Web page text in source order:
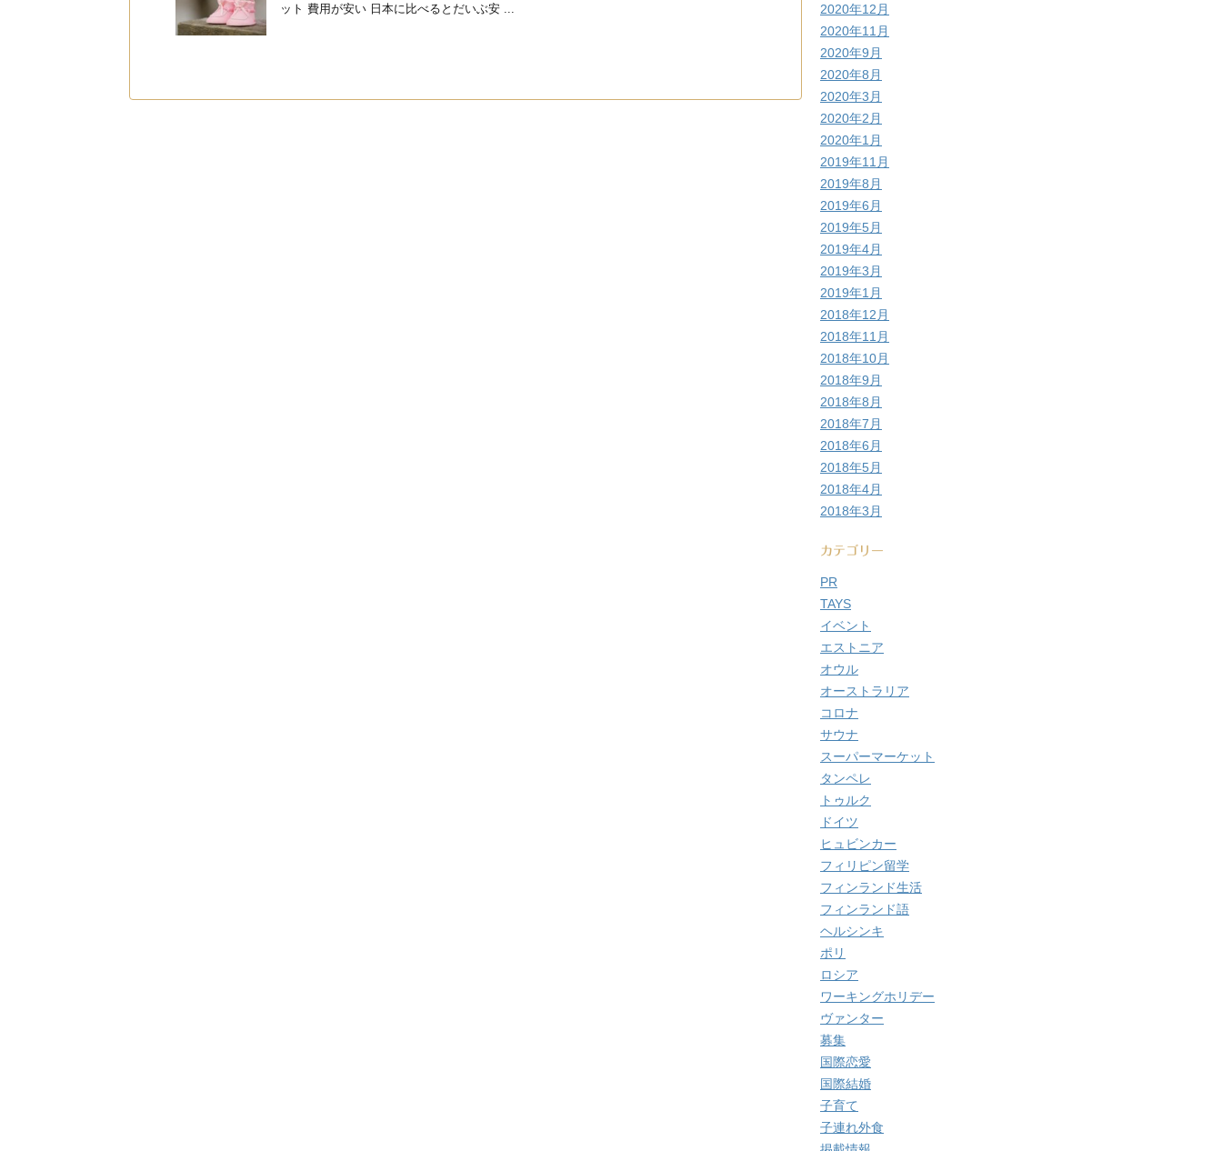
ット 費用が安い 日本に比べるとだいぶ安 ...
2020年12月
2020年11月
2020年9月
2020年8月
2020年3月
2020年2月
2020年1月
2019年11月
2019年8月
2019年6月
2019年5月
2019年4月
2019年3月
2019年1月
2018年12月
2018年11月
2018年10月
2018年9月
2018年8月
2018年7月
2018年6月
2018年5月
2018年4月
2018年3月
カテゴリー
PR
TAYS
イベント
エストニア
オウル
オーストラリア
コロナ
サウナ
スーパーマーケット
タンペレ
トゥルク
ドイツ
ヒュビンカー
フィリピン留学
フィンランド生活
フィンランド語
ヘルシンキ
ポリ
ロシア
ワーキングホリデー
ヴァンター
募集
国際恋愛
国際結婚
子育て
子連れ外食